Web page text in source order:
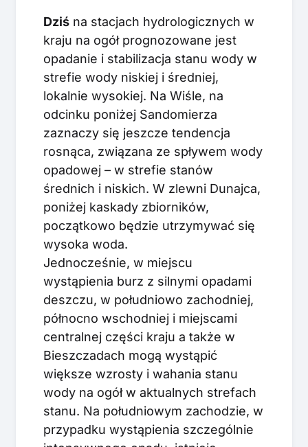
Dziś na stacjach hydrologicznych w
kraju na ogół prognozowane jest
opadanie i stabilizacja stanu wody w
strefie wody niskiej i średniej,
lokalnie wysokiej. Na Wiśle, na
odcinku poniżej Sandomierza
zaznaczy się jeszcze tendencja
rosnąca, związana ze spływem wody
opadowej – w strefie stanów
średnich i niskich. W zlewni Dunajca,
poniżej kaskady zbiorników,
początkowo będzie utrzymywać się
wysoka woda.
Jednocześnie, w miejscu
wystąpienia burz z silnymi opadami
deszczu, w południowo zachodniej,
północno wschodniej i miejscami
centralnej części kraju a także w
Bieszczadach mogą wystąpić
większe wzrosty i wahania stanu
wody na ogół w aktualnych strefach
stanu. Na południowym zachodzie, w
przypadku wystąpienia szczególnie